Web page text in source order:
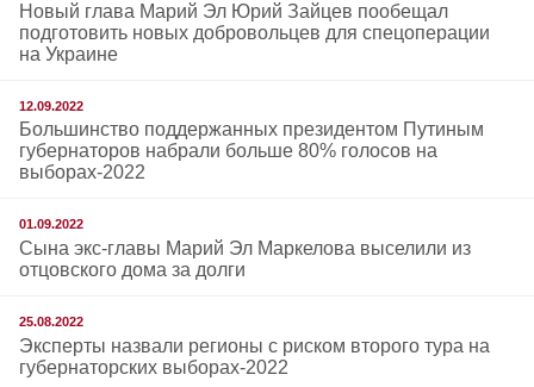
Новый глава Марий Эл Юрий Зайцев пообещал
подготовить новых добровольцев для спецоперации
на Украине
12.09.2022
Большинство поддержанных президентом Путиным
губернаторов набрали больше 80% голосов на
выборах-2022
01.09.2022
Сына экс-главы Марий Эл Маркелова выселили из
отцовского дома за долги
25.08.2022
Эксперты назвали регионы с риском второго тура на
губернаторских выборах-2022